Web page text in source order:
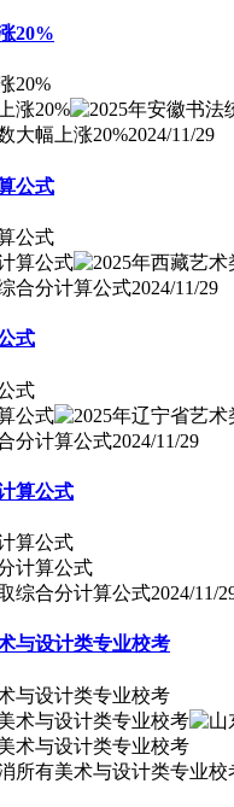
20%
20%
大幅上涨20%2024/11/29
公式
公式
合分计算公式2024/11/29
式
式
分计算公式2024/11/29
算公式
算公式
综合分计算公式2024/11/
与设计类专业校考
与设计类专业校考
所有美术与设计类专业校